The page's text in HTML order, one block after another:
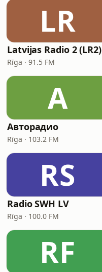
LR
Latvijas Radio 2 (LR2)
Rīga · 91.5 FM
А
Авторадио
Rīga · 103.2 FM
RS
Radio SWH LV
Rīga · 100.0 FM
RF